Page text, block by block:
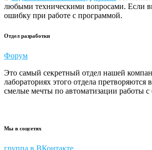
любыми техническими вопросами. Если
ошибку при работе с программой.
Отдел разработки
Форум
Это самый секретный отдел нашей
лабораториях этого отдела
смелые мечты по автоматизации работы с
Мы в соцсетях